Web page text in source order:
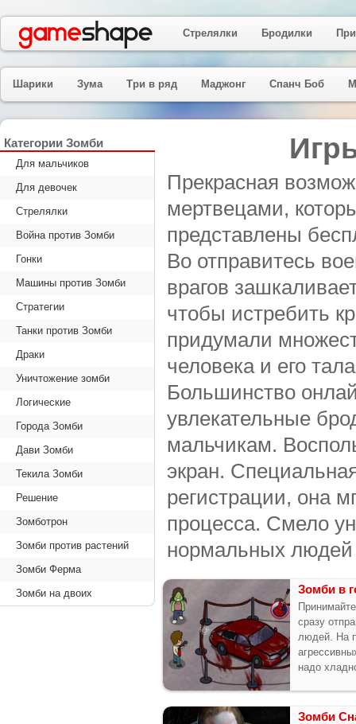
Прекрасная
мертвецами,
представлены
Во отправитесь
врагов
чтобы истребить
придумали
человека и его
Большинство
увлекательные
мальчикам.
экран.
регистрации, она
процесса. Смело
нормальных людей
Зомби в
сразу
людей. На
надо
Зомби
Категории Зомби
Для мальчиков
Для девочек
Стрелялки
Война против Зомби
Гонки
Машины против Зомби
Стратегии
Танки против Зомби
Драки
Уничтожение зомби
Логические
Города Зомби
Дави Зомби
Текила Зомби
Решение
Зомботрон
Зомби против растений
Зомби Ферма
Зомби на двоих
Стрелялки Бродилки
Шарики Зума Три в ряд Маджонг Спанч Боб